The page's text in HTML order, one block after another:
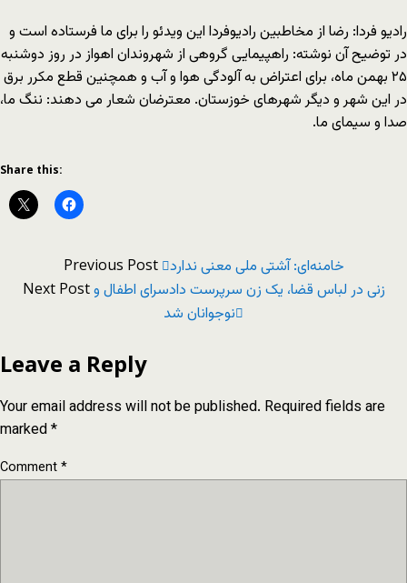
رادیو فردا: رضا از مخاطبین رادیوفردا این ویدئو را برای ما فرستاده است و
در توضیح آن نوشته: راهپیمایی گروهی از شهروندان اهواز در روز دوشنبه
۲۵ بهمن ماه، برای اعتراض به آلودگی هوا و آب و همچنین قطع مکرر برق
در این شهر و دیگر شهرهای خوزستان. معترضان شعار می دهند: ننگ ما،
صدا و سیمای ما.
Share this:
Previous Post خامنه‌ای: آشتی ملی معنی ندارد
Next Postزنی در لباس قضا، یک زن سرپرست دادسرای اطفال و
نوجوانان شد
Leave a Reply
Your email address will not be published. Required fields are
marked*
Comment*